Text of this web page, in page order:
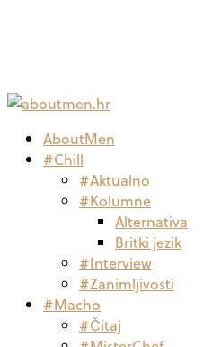
AboutMen
#Chill
#Aktualno
#Kolumne
Alternativa
Britki jezik
#Interview
#Zanimljivosti
#Macho
#Čitaj